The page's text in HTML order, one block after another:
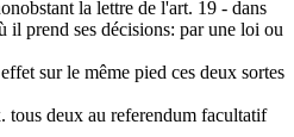
la lettre de l'art. 19 - dans
il prend ses décisions: par une loi ou
sur le même pied ces deux sortes
tous deux au referendum facultatif